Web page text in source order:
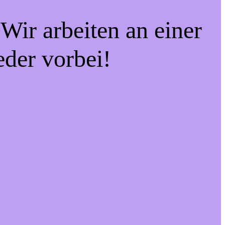
arbeiten an einer
vorbei!